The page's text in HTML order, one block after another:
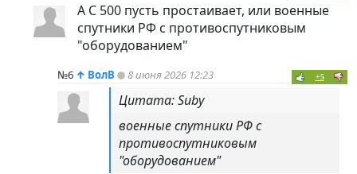
А С 500 пусть простаивает, или военные
спутники РФ с противоспутниковым
"оборудованием"
№6 ↑ ВолВ 8 июня 2026 12:23 +5
Цитата: Suby
военные спутники РФ с
противоспутниковым
"оборудованием"